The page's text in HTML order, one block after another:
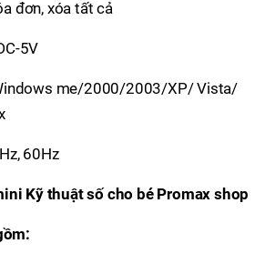
đơn, xóa tất cả
5V
me/2000/2003/XP/ Vista/
60Hz